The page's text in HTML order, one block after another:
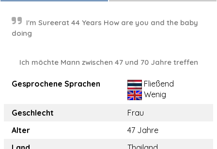
I'm Sureerat 44 Years How are you and the baby
doing
Ich möchte Mann zwischen 47 und 70 Jahre treffen
Gesprochene Sprachen
Fließend
Wenig
Geschlecht
Frau
Alter
47 Jahre